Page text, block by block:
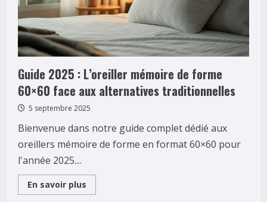
Décryptage
des
certifications
font
la
différence
Guide 2025 : L’oreiller mémoire de forme
60×60 face aux alternatives traditionnelles
5 septembre 2025
Bienvenue dans notre guide complet dédié aux
oreillers mémoire de forme en format 60×60 pour
l'année 2025....
En savoir plus
more